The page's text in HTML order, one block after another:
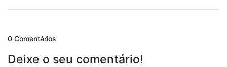
0 Comentários
Deixe o seu comentário!